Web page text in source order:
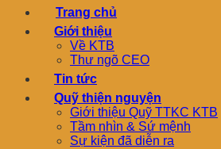
Trang chủ
Giới thiệu
Về KTB
Thư ngõ CEO
Tin tức
Quỹ thiện nguyện
Giới thiệu Quỹ TTKC KTB
Tầm nhìn & Sứ mệnh
Sự kiện đã diễn ra